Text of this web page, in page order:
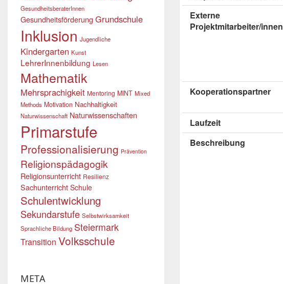
Externe
Projektmitarbeiter/innen
Kooperationspartner
Laufzeit
Beschreibung
GesundheitsberaterInnen
Gesundheitsförderung Grundschule
Inklusion Jugendliche
Kindergarten Kunst
LehrerInnenbildung Lesen
Mathematik
Mehrsprachigkeit Mentoring MINT Mixed
Methods Motivation Nachhaltigkeit
Naturwissenschaft Naturwissenschaften
Primarstufe
Professionalisierung Prävention
Religionspädagogik
Religionsunterricht Resilienz
Sachunterricht Schule
Schulentwicklung
Sekundarstufe Selbstwirksamkeit
Sprachliche Bildung Steiermark
Transition Volksschule
META